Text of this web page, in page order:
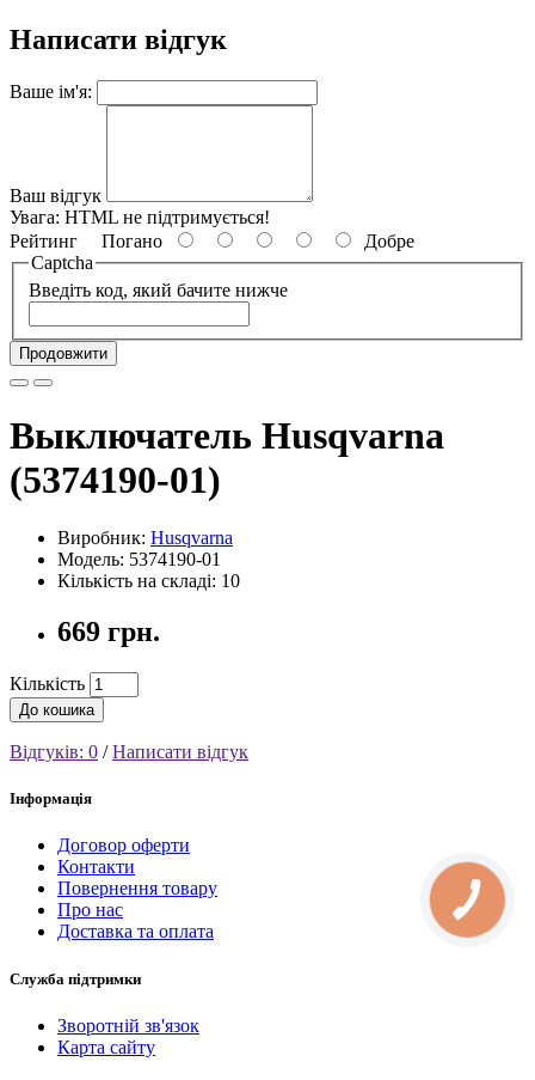
Написати відгук
Ваше ім'я:
Ваш відгук
Увага: HTML не підтримується!
Рейтинг Погано
Добре
Captcha
Введіть код, який бачите нижче
Продовжити
Выключатель Husqvarna
(5374190-01)
Виробник: Husqvarna
Модель: 5374190-01
Кількість на складі: 10
669 грн.
Кількість
До кошика
Відгуків: 0 /Написати відгук
Інформація
Договор оферти
Контакти
Повернення товару
Про нас
Доставка та оплата
Служба підтримки
Зворотній зв'язок
Карта сайту